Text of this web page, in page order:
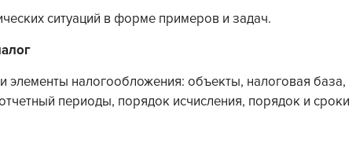
ситуаций в форме примеров и задач.
элементы налогообложения: объекты, налоговая база,
периоды, порядок исчисления, порядок и сроки